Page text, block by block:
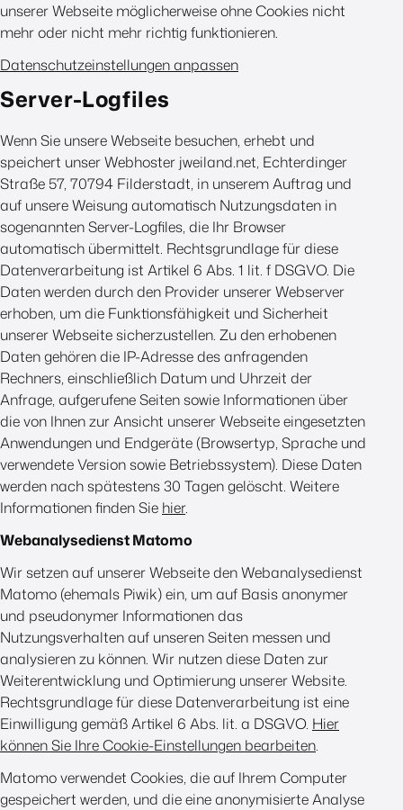
unserer Webseite möglicherweise ohne Cookies nicht
mehr oder nicht mehr richtig funktionieren.
Datenschutzeinstellungen anpassen
Server-Logfiles
Wenn Sie unsere Webseite besuchen, erhebt und
speichert unser Webhoster jweiland.net, Echterdinger
Straße 57, 70794 Filderstadt, in unserem Auftrag und
auf unsere Weisung automatisch Nutzungsdaten in
sogenannten Server-Logfiles, die Ihr Browser
automatisch übermittelt. Rechtsgrundlage für diese
Datenverarbeitung ist Artikel 6 Abs. 1 lit. f DSGVO. Die
Daten werden durch den Provider unserer Webserver
erhoben, um die Funktionsfähigkeit und Sicherheit
unserer Webseite sicherzustellen. Zu den erhobenen
Daten gehören die IP-Adresse des anfragenden
Rechners, einschließlich Datum und Uhrzeit der
Anfrage, aufgerufene Seiten sowie Informationen über
die von Ihnen zur Ansicht unserer Webseite eingesetzten
Anwendungen und Endgeräte (Browsertyp, Sprache und
verwendete Version sowie Betriebssystem). Diese Daten
werden nach spätestens 30 Tagen gelöscht. Weitere
Informationen finden Sie hier.
Webanalysedienst Matomo
Wir setzen auf unserer Webseite den Webanalysedienst
Matomo (ehemals Piwik) ein, um auf Basis anonymer
und pseudonymer Informationen das
Nutzungsverhalten auf unseren Seiten messen und
analysieren zu können. Wir nutzen diese Daten zur
Weiterentwicklung und Optimierung unserer Website.
Rechtsgrundlage für diese Datenverarbeitung ist eine
Einwilligung gemäß Artikel 6 Abs. lit. a DSGVO. Hier
können Sie Ihre Cookie-Einstellungen bearbeiten.
Matomo verwendet Cookies, die auf Ihrem Computer
gespeichert werden, und die eine anonymisierte Analyse